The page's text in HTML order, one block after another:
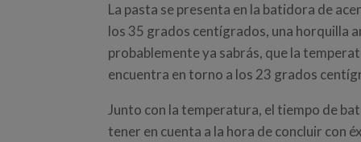
La pasta se presenta en la batidora de
los 35 grados centígrados, una horquilla
probablemente ya sabrás, que la
encuentra en torno a los 23 grados
Junto con la temperatura, el tiempo de
tener en cuenta a la hora de concluir con